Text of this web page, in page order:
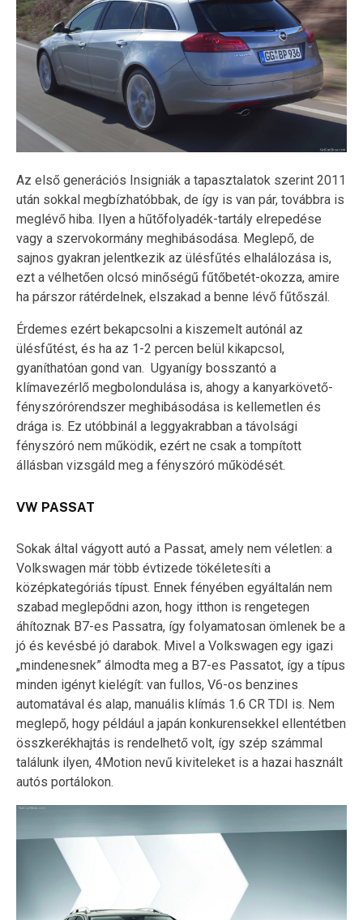
Az első generációs Insigniák a tapasztalatok szerint 2011
után sokkal megbízhatóbbak, de így is van pár, továbbra is
meglévő hiba. Ilyen a hűtőfolyadék-tartály elrepedése
vagy a szervokormány meghibásodása. Meglepő, de
sajnos gyakran jelentkezik az ülésfűtés elhalálozása is,
ezt a vélhetően olcsó minőségű fűtőbetét-okozza, amire
ha párszor rátérdelnek, elszakad a benne lévő fűtőszál.
Érdemes ezért bekapcsolni a kiszemelt autónál az
ülésfűtést, és ha az 1-2 percen belül kikapcsol,
gyaníthatóan gond van. Ugyanígy bosszantó a
klímavezérlő megbolondulása is, ahogy a kanyarkövető-
fényszórórendszer meghibásodása is kellemetlen és
drága is. Ez utóbbinál a leggyakrabban a távolsági
fényszóró nem működik, ezért ne csak a tompított
állásban vizsgáld meg a fényszóró működését.
VW PASSAT
Sokak által vágyott autó a Passat, amely nem véletlen: a
Volkswagen már több évtizede tökéletesíti a
középkategóriás típust. Ennek fényében egyáltalán nem
szabad meglepődni azon, hogy itthon is rengetegen
áhítoznak B7-es Passatra, így folyamatosan ömlenek be a
jó és kevésbé jó darabok. Mivel a Volkswagen egy igazi
„mindenesnek” álmodta meg a B7-es Passatot, így a típus
minden igényt kielégít: van fullos, V6-os benzines
automatával és alap, manuális klímás 1.6 CR TDI is. Nem
meglepő, hogy például a japán konkurensekkel ellentétben
összkerékhajtás is rendelhető volt, így szép számmal
találunk ilyen, 4Motion nevű kiviteleket is a hazai használt
autós portálokon.